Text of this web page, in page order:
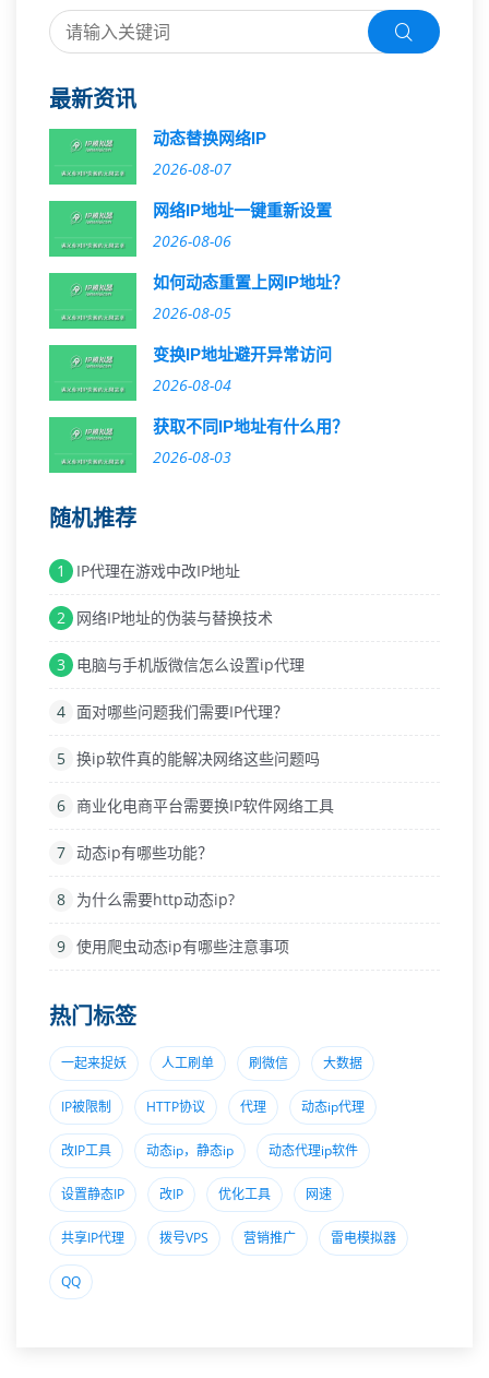
最新资讯
动态替换网络IP
2026-08-07
网络IP地址一键重新设置
2026-08-06
如何动态重置上网IP地址？
2026-08-05
变换IP地址避开异常访问
2026-08-04
获取不同IP地址有什么用？
2026-08-03
随机推荐
1 IP代理在游戏中改IP地址
2 网络IP地址的伪装与替换技术
3 电脑与手机版微信怎么设置ip代理
4 面对哪些问题我们需要IP代理？
5 换ip软件真的能解决网络这些问题吗
6 商业化电商平台需要换IP软件网络工具
7 动态ip有哪些功能？
8 为什么需要http动态ip?
9 使用爬虫动态ip有哪些注意事项
热门标签
一起来捉妖 人工刷单 刷微信 大数据
IP被限制 HTTP协议 代理 动态ip代理
改lP工具 动态ip，静态ip 动态代理ip软件
设置静态IP 改IP 优化工具 网速
共享IP代理 拨号VPS 营销推广 雷电模拟器
QQ